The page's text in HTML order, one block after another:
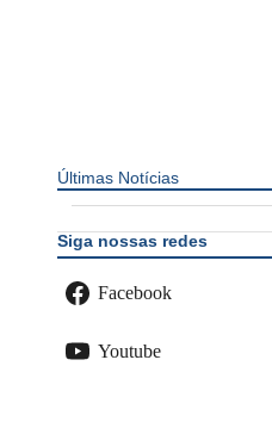
Últimas Notícias
Siga nossas redes
Facebook
Youtube